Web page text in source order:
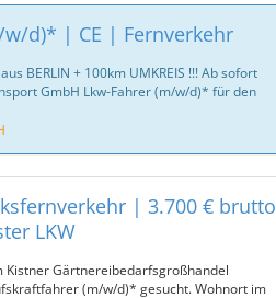
w/d)* | CE | Fernverkehr
BERLIN + 100km UMKREIS !!! Ab sofort
GmbH Lkw-Fahrer (m/w/d)* für den
| 3.700 € brutto
LKW
Kistner Gärtnereibedarfsgroßhandel
(m/w/d)* gesucht. Wohnort im